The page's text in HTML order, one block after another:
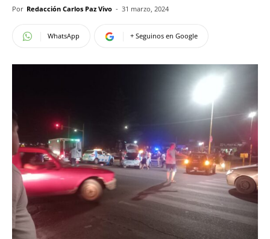
Por Redacción Carlos Paz Vivo - 31 marzo, 2024
WhatsApp + Seguinos en Google